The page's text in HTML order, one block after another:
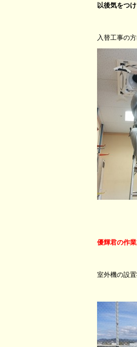
以後気をつ
入替工事の
優輝君の作
室外機の設